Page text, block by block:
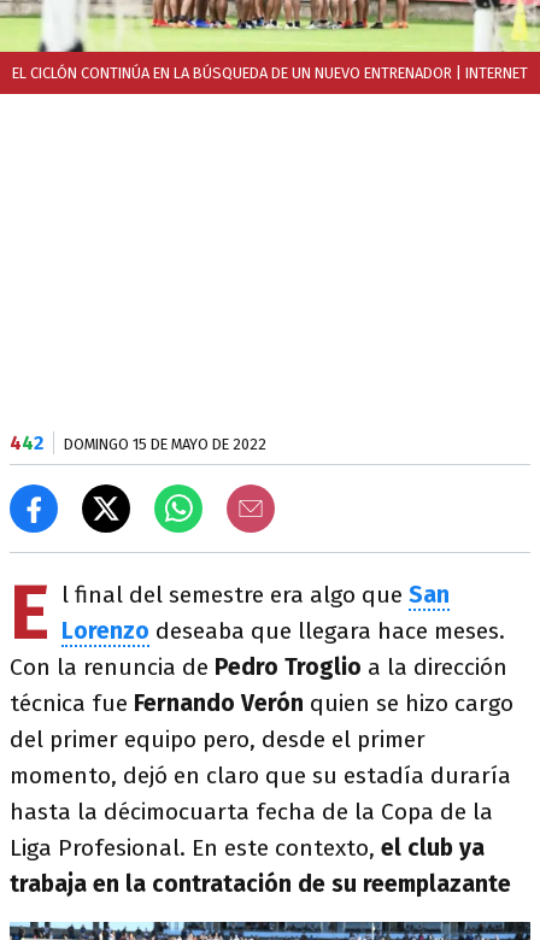
EL CICLÓN CONTINÚA EN LA BÚSQUEDA DE UN NUEVO ENTRENADOR | INTERNET
442 DOMINGO 15 DE MAYO DE 2022
E l final del semestre era algo que San
Lorenzo deseaba que llegara hace meses.
Con la renuncia de Pedro Troglio a la dirección
técnica fue Fernando Verón quien se hizo cargo
del primer equipo pero, desde el primer
momento, dejó en claro que su estadía duraría
hasta la décimocuarta fecha de la Copa de la
Liga Profesional. En este contexto, el club ya
trabaja en la contratación de su reemplazante